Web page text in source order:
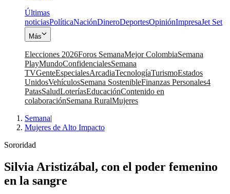
Últimas
noticiasPolíticaNaciónDineroDeportesOpiniónImpresaJet Set
Más
Elecciones 2026Foros SemanaMejor ColombiaSemana
PlayMundoConfidencialesSemana
TVGenteEspecialesArcadiaTecnologíaTurismoEstados
UnidosVehículosSemana SostenibleFinanzas Personales4
PatasSaludLoteríasEducaciónContenido en
colaboraciónSemana RuralMujeres
Semana|
Mujeres de Alto Impacto
Sororidad
Silvia Aristizábal, con el poder femenino
en la sangre